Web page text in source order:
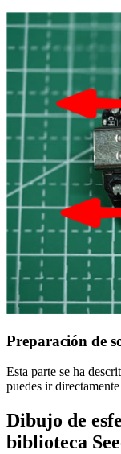
Preparación de
Esta parte se ha
puedes ir
Dibujo de
biblioteca